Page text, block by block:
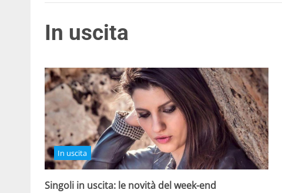
In uscita
In uscita
Singoli in uscita: le novità del week-end